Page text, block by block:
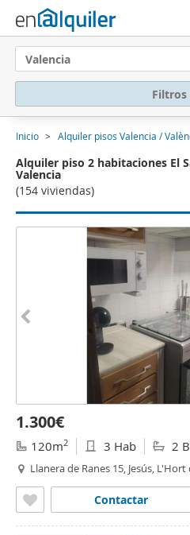
Valencia
Filtros
Inicio Alquiler pisos Valencia /
Alquiler piso 2 habitaciones El
Valencia
(154 viviendas)
1.300€
120m2 3 Hab 2
Llanera de Ranes 15, Jesús,
Contactar